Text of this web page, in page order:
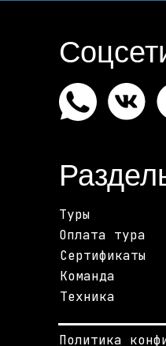
Туры
Оплата тура
Сертификаты
Команда
Техника
Политика